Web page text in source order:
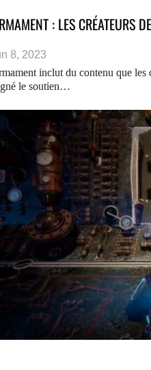
: LES CRÉATEURS
8, 2023
inclut du contenu que les
le soutien…